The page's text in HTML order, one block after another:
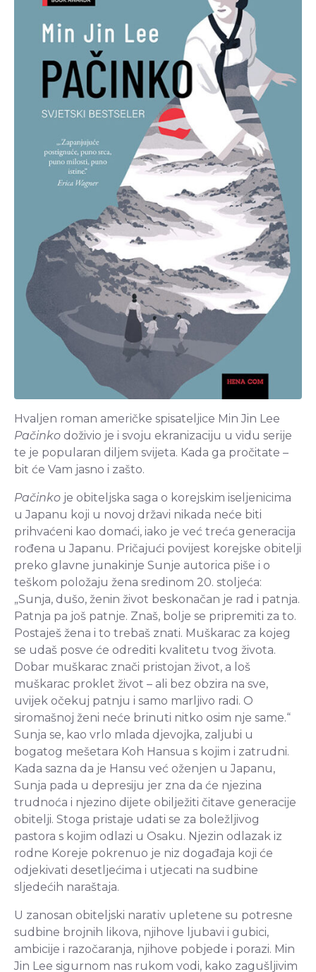
Hvaljen roman američke spisateljice Min Jin Lee
Pačinko doživio je i svoju ekranizaciju u vidu serije
te je popularan diljem svijeta. Kada ga pročitate –
bit će Vam jasno i zašto.
Pačinko je obiteljska saga o korejskim iseljenicima
u Japanu koji u novoj državi nikada neće biti
prihvaćeni kao domaći, iako je već treća generacija
rođena u Japanu. Pričajući povijest korejske obitelji
preko glavne junakinje Sunje autorica piše i o
teškom položaju žena sredinom 20. stoljeća:
„Sunja, dušo, ženin život beskonačan je rad i patnja.
Patnja pa još patnje. Znaš, bolje se pripremiti za to.
Postaješ žena i to trebaš znati. Muškarac za kojeg
se udaš posve će odrediti kvalitetu tvog života.
Dobar muškarac znači pristojan život, a loš
muškarac proklet život – ali bez obzira na sve,
uvijek očekuj patnju i samo marljivo radi. O
siromašnoj ženi neće brinuti nitko osim nje same.“
Sunja se, kao vrlo mlada djevojka, zaljubi u
bogatog mešetara Koh Hansua s kojim i zatrudni.
Kada sazna da je Hansu već oženjen u Japanu,
Sunja pada u depresiju jer zna da će njezina
trudnoća i njezino dijete obilježiti čitave generacije
obitelji. Stoga pristaje udati se za boležljivog
pastora s kojim odlazi u Osaku. Njezin odlazak iz
rodne Koreje pokrenuo je niz događaja koji će
odjekivati desetljećima i utjecati na sudbine
sljedećih naraštaja.
U zanosan obiteljski narativ upletene su potresne
sudbine brojnih likova, njihove ljubavi i gubici,
ambicije i razočaranja, njihove pobjede i porazi. Min
Jin Lee sigurnom nas rukom vodi, kako zagušljivim